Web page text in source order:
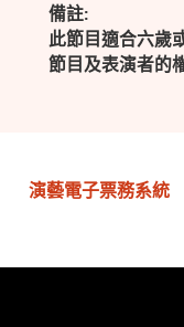
備註:
此節目適合六歲
節目及表演者的
演藝電子票務系統